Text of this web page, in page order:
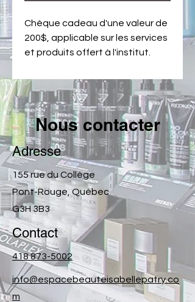
Chèque cadeau d'une valeur de
200$, applicable sur les services
et produits offert à l'institut.
Nous contacter
Adresse
155 rue du Collège
Pont-Rouge, Québec
G3H 3B3
Contact
418 873-5002
info@espacebeauteisabellepatry.co
m